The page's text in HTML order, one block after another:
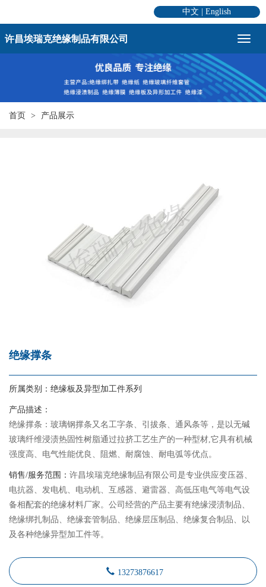
中文 |English
许昌埃瑞克绝缘制品有限公司
首页 产品展示
绝缘撑条
所属类别： 绝缘板及异型加工件系列
产品描述：
绝缘撑条：玻璃钢撑条又名工字条、引拔条、通风条等，是以无碱
玻璃纤维浸渍热固性树脂通过拉挤工艺生产的一种型材,它具有机械
强度高、电气性能优良、阻燃、耐腐蚀、耐电弧等优点。
销售/服务范围： 许昌埃瑞克绝缘制品有限公司是专业供应变压器、
电抗器、发电机、电动机、互感器、避雷器、高低压电气等电气设
备相配套的绝缘材料厂家。公司经营的产品主要有绝缘浸渍制品、
绝缘绑扎制品、绝缘套管制品、绝缘层压制品、绝缘复合制品、以
及各种绝缘异型加工件等。
13273876617